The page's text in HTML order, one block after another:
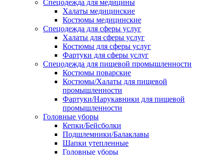
Спецодежда для медицины
Халаты медицинские
Костюмы медицинские
Спецодежда для сферы услуг
Халаты для сферы услуг
Костюмы для сферы услуг
Фартуки для сферы услуг
Спецодежда для пищевой промышленности
Костюмы поварские
Костюмы/Халаты для пищевой
промышленности
Фартуки/Нарукавники для пищевой
промышленности
Головные уборы
Кепки/Бейсболки
Подшлемники/Балаклавы
Шапки утепленные
Головные уборы